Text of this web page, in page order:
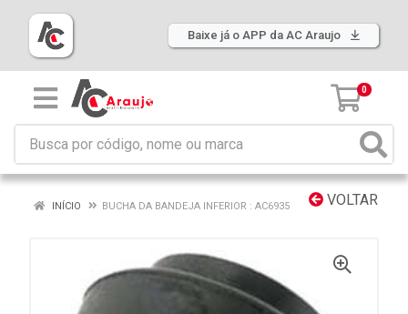
Baixe já o APP da AC Araujo
0
VOLTAR
INÍCIO BUCHA DA BANDEJA INFERIOR : AC6935